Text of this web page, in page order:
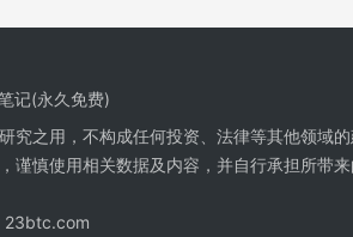
记(永久免费)
究之用，不构成任何投资、法律等其他领域
谨慎使用相关数据及内容，并自行承担所带
23btc.com